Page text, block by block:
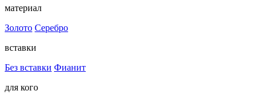
материал
Золото Серебро
вставки
Без вставки Фианит
для кого